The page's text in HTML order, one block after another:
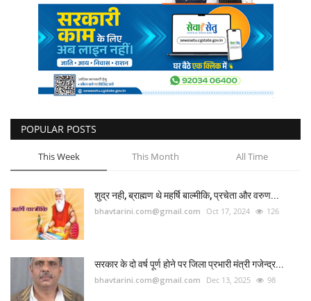
POPULAR POSTS
This Week This Month All Time
शुद्र नही, ब्राह्मण थे महर्षि बाल्मीकि, प्रचेता और वरुण...
bhavtarini.com@gmail.com Oct 17, 2024 126
सरकार के दो वर्ष पूर्ण होने पर जिला प्रभारी मंत्री गजेन्द्र...
bhavtarini.com@gmail.com Dec 13, 2025 98